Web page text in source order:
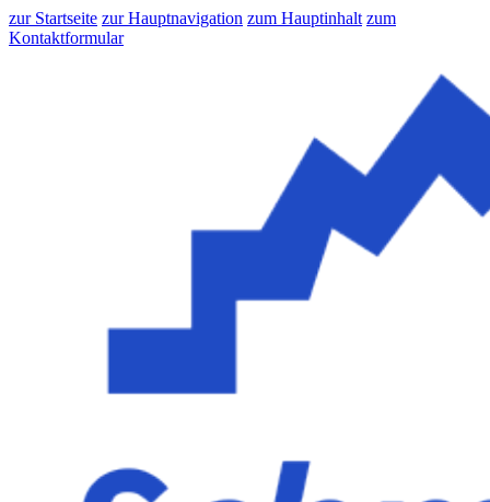
zur Startseite zur Hauptnavigation zum Hauptinhalt zum
Kontaktformular